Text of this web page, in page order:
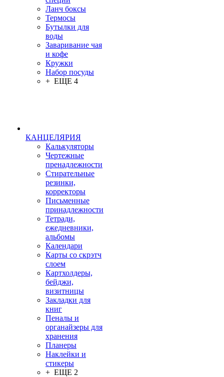
Ланч боксы
Термосы
Бутылки для
воды
Заваривание чая
и кофе
Кружки
Набор посуды
+ ЕЩЕ 4
КАНЦЕЛЯРИЯ
Калькуляторы
Чертежные
пренадлежности
Стирательные
резинки,
корректоры
Письменные
принадлежности
Тетради,
ежедневники,
альбомы
Календари
Карты со скрэтч
слоем
Картхолдеры,
бейджи,
визитницы
Закладки для
книг
Пеналы и
органайзеры для
хранения
Планеры
Наклейки и
стикеры
+ ЕЩЕ 2